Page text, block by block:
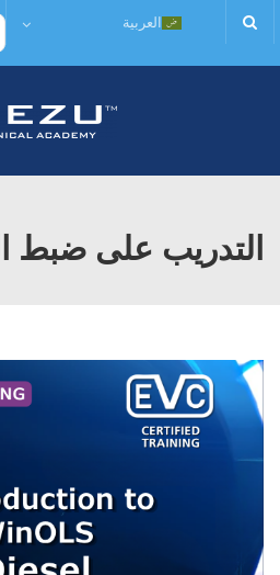
العربية
التدريب على ضبط